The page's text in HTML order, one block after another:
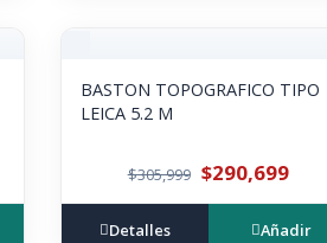
BASTON TOPOGRAFICO TIPO
LEICA 5.2 M
$305,999 $290,699
Detalles Añadir